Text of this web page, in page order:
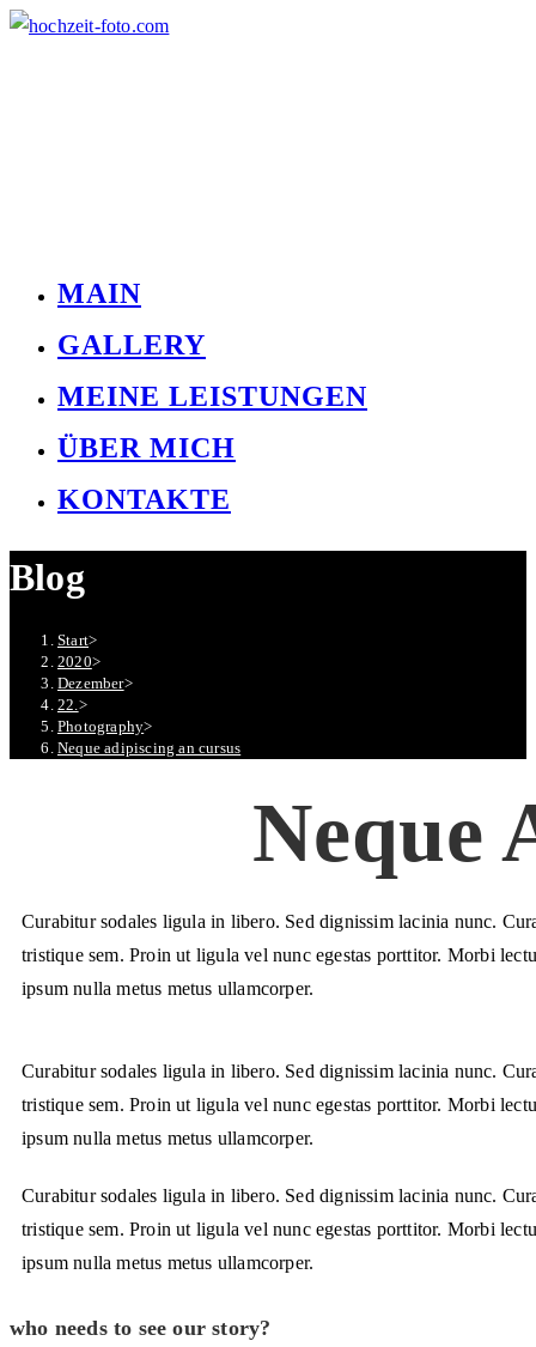
MAIN
GALLERY
MEINE LEISTUNGEN
ÜBER MICH
KONTAKTE
Blog
Start>
2020>
Dezember>
22. >
Photography>
Neque adipiscing an cursus
Neque
Curabitur sodales ligula in libero. Sed dignissim lacinia nunc.
tristique sem. Proin ut ligula vel nunc egestas porttitor. Morbi
ipsum nulla metus metus ullamcorper.
Curabitur sodales ligula in libero. Sed dignissim lacinia nunc.
tristique sem. Proin ut ligula vel nunc egestas porttitor. Morbi
ipsum nulla metus metus ullamcorper.
Curabitur sodales ligula in libero. Sed dignissim lacinia nunc.
tristique sem. Proin ut ligula vel nunc egestas porttitor. Morbi
ipsum nulla metus metus ullamcorper.
who needs to see our story?